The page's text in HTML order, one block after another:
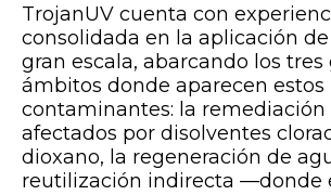
TrojanUV cuenta con
consolidada en la aplicación de
gran escala, abarcando los tres
ámbitos donde aparecen estos
contaminantes: la remediación
afectados por disolventes
dioxano, la regeneración de
reutilización indirecta —donde